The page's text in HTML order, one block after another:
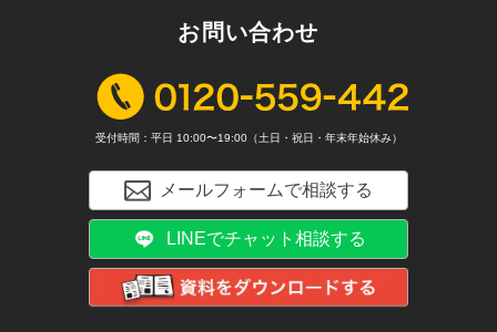
お問い合わせ
受付時間：平日 10:00〜19:00（土日・祝日・年末年始休み）
メールフォームで相談する
LINEでチャット相談する